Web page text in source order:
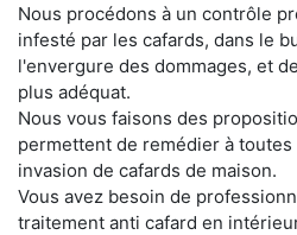
Nous procédons à un contrôle
infesté par les cafards, dans le
l'envergure des dommages, et
plus adéquat.
Nous vous faisons des
permettent de remédier à
invasion de cafards de maison.
Vous avez besoin de
traitement anti cafard en